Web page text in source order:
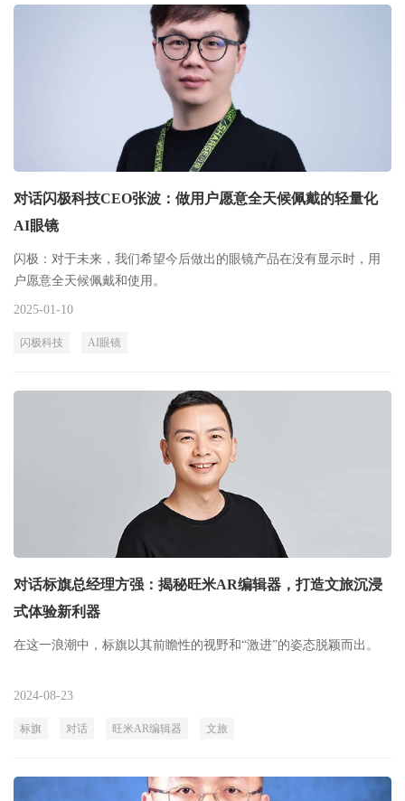
对话闪极科技CEO张波：做用户愿意全天候佩戴的轻量化
AI眼镜
闪极：对于未来，我们希望今后做出的眼镜产品在没有显示时，用
户愿意全天候佩戴和使用。
2025-01-10
闪极科技 AI眼镜
对话标旗总经理方强：揭秘旺米AR编辑器，打造文旅沉浸
式体验新利器
在这一浪潮中，标旗以其前瞻性的视野和“激进”的姿态脱颖而出。
2024-08-23
标旗 对话 旺米AR编辑器 文旅